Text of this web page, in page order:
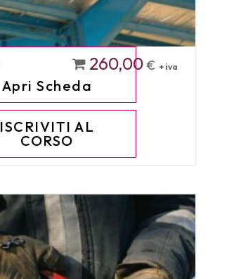
260,00€ + iva
Apri Scheda
ISCRIVITI AL
CORSO